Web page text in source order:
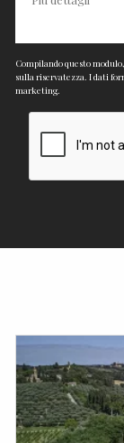
Compilando questo
sulla riservatezza. I dati
marketing.